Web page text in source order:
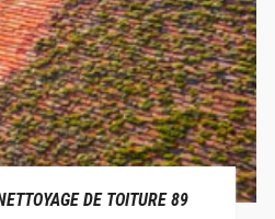
DE TOITURE 89